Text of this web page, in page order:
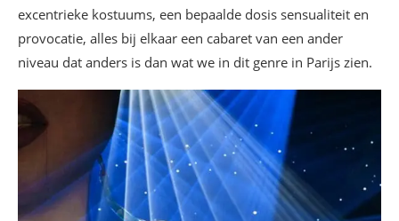
excentrieke kostuums, een bepaalde dosis sensualiteit en
provocatie, alles bij elkaar een cabaret van een ander
niveau dat anders is dan wat we in dit genre in Parijs zien.